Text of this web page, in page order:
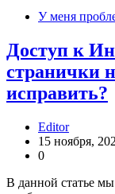
У меня
Доступ к
странички
исправить?
Editor
15 ноября,
0
В данной статье